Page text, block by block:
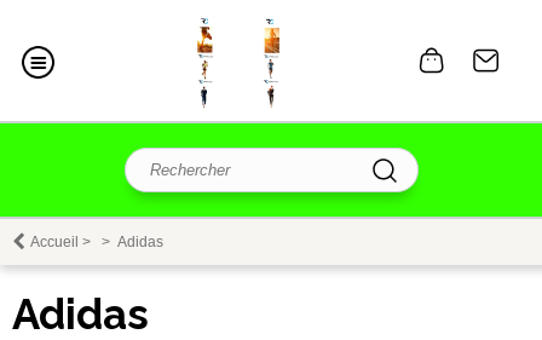
Accueil > > Adidas
Adidas